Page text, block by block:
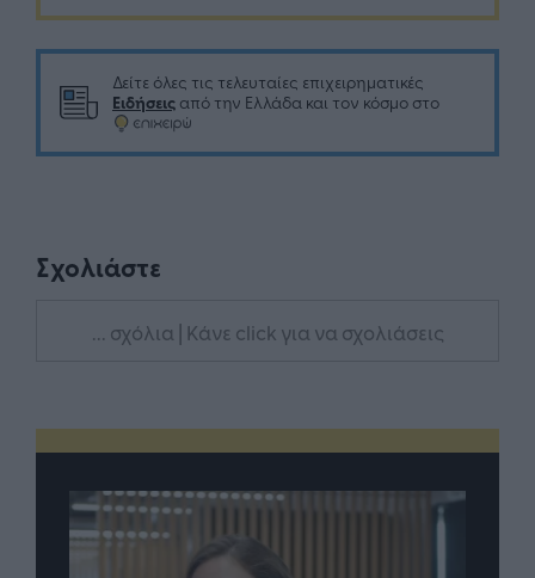
Δείτε όλες τις τελευταίες επιχειρηματικές
Ειδήσεις από την Ελλάδα και τον κόσμο στο
Σχολιάστε
... σχόλια | Κάνε click για να σχολιάσεις